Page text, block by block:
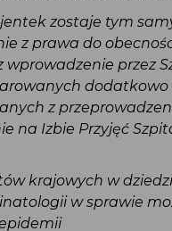
zostaje tym
z prawa do
wprowadzenie przez
z
na Izbie Przyjęć
krajowych w
w sprawie